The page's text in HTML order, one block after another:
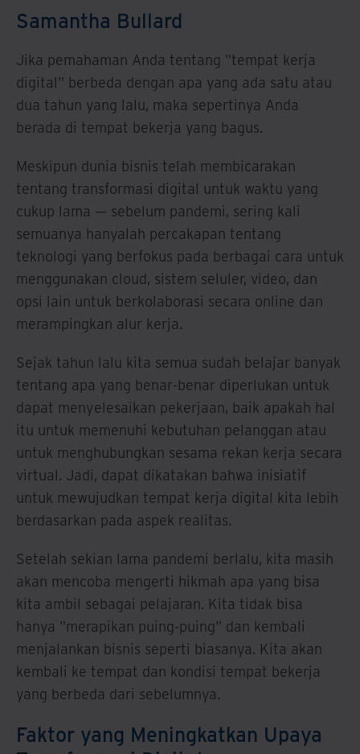
Samantha Bullard
Jika pemahaman Anda tentang "tempat kerja
digital" berbeda dengan apa yang ada satu atau
dua tahun yang lalu, maka sepertinya Anda
berada di tempat bekerja yang bagus.
Meskipun dunia bisnis telah membicarakan
tentang transformasi digital untuk waktu yang
cukup lama — sebelum pandemi, sering kali
semuanya hanyalah percakapan tentang
teknologi yang berfokus pada berbagai cara untuk
menggunakan cloud, sistem seluler, video, dan
opsi lain untuk berkolaborasi secara online dan
merampingkan alur kerja.
Sejak tahun lalu kita semua sudah belajar banyak
tentang apa yang benar-benar diperlukan untuk
dapat menyelesaikan pekerjaan, baik apakah hal
itu untuk memenuhi kebutuhan pelanggan atau
untuk menghubungkan sesama rekan kerja secara
virtual. Jadi, dapat dikatakan bahwa inisiatif
untuk mewujudkan tempat kerja digital kita lebih
berdasarkan pada aspek realitas.
Setelah sekian lama pandemi berlalu, kita masih
akan mencoba mengerti hikmah apa yang bisa
kita ambil sebagai pelajaran. Kita tidak bisa
hanya "merapikan puing-puing" dan kembali
menjalankan bisnis seperti biasanya. Kita akan
kembali ke tempat dan kondisi tempat bekerja
yang berbeda dari sebelumnya.
Faktor yang Meningkatkan Upaya